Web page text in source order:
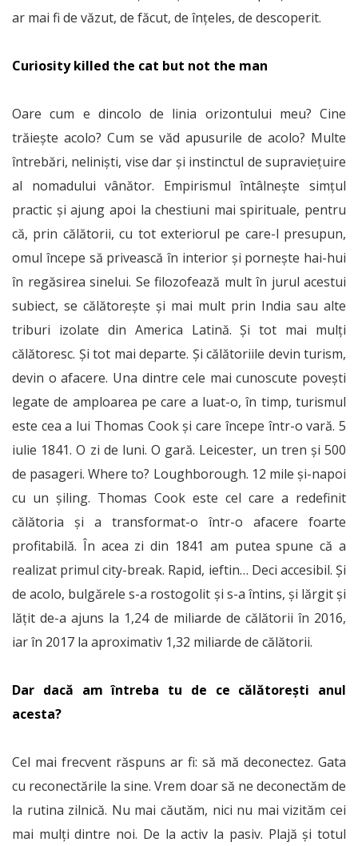
ar mai fi de văzut, de făcut, de înțeles, de descoperit.
Curiosity killed the cat but not the man
Oare cum e dincolo de linia orizontului meu? Cine
trăiește acolo? Cum se văd apusurile de acolo? Multe
întrebări, neliniști, vise dar și instinctul de supraviețuire
al nomadului vânător. Empirismul întâlnește simțul
practic și ajung apoi la chestiuni mai spirituale, pentru
că, prin călătorii, cu tot exteriorul pe care-l presupun,
omul începe să privească în interior și pornește hai-hui
în regăsirea sinelui. Se filozofează mult în jurul acestui
subiect, se călătorește și mai mult prin India sau alte
triburi izolate din America Latină. Și tot mai mulți
călătoresc. Și tot mai departe. Și călătoriile devin turism,
devin o afacere. Una dintre cele mai cunoscute povești
legate de amploarea pe care a luat-o, în timp, turismul
este cea a lui Thomas Cook și care începe într-o vară. 5
iulie 1841. O zi de luni. O gară. Leicester, un tren și 500
de pasageri. Where to? Loughborough. 12 mile și-napoi
cu un șiling. Thomas Cook este cel care a redefinit
călătoria și a transformat-o într-o afacere foarte
profitabilă. În acea zi din 1841 am putea spune că a
realizat primul city-break. Rapid, ieftin… Deci accesibil. Și
de acolo, bulgărele s-a rostogolit și s-a întins, și lărgit și
lățit de-a ajuns la 1,24 de miliarde de călătorii în 2016,
iar în 2017 la aproximativ 1,32 miliarde de călătorii.
Dar dacă am întreba tu de ce călătorești anul
acesta?
Cel mai frecvent răspuns ar fi: să mă deconectez. Gata
cu reconectările la sine. Vrem doar să ne deconectăm de
la rutina zilnică. Nu mai căutăm, nici nu mai vizităm cei
mai mulți dintre noi. De la activ la pasiv. Plajă și totul